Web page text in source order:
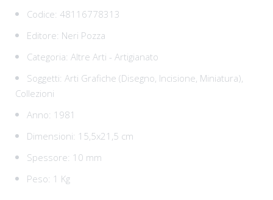
Codice: 48116778313
Editore: Neri Pozza
Categoria: Altre Arti - Artigianato
Soggetti: Arti Grafiche (Disegno, Incisione, Miniatura),
Collezioni
Anno: 1981
Dimensioni: 15,5x21,5 cm
Spessore: 10 mm
Peso: 1 Kg